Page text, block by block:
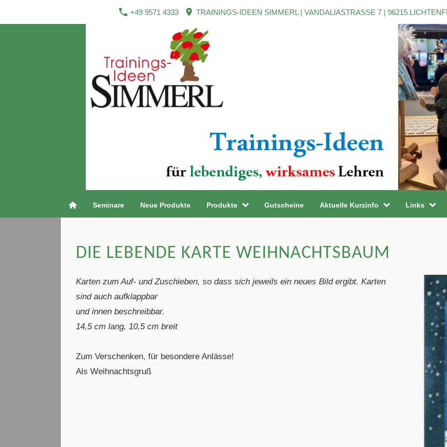
+49 9571 4333 TRAININGS-IDEEN SIMMERL | VANDALIASTRASSE 7 | 96215
Seminare Neue Produkte Produkte Gutscheine Aktuelle Kurzinfo Links
DIE LEBENDE KARTE WEIHNACHTSBAUM
Karten zum Auf- und Zuschieben, so dass sich jeweils ein neues Bild ergibt. Karten
sind auch aufklappbar
und innen beschreibbar.
14,5 cm lang, 10,5 cm breit
Zum Verschenken, für besondere Anlässe!
Als Weihnachtsgruß